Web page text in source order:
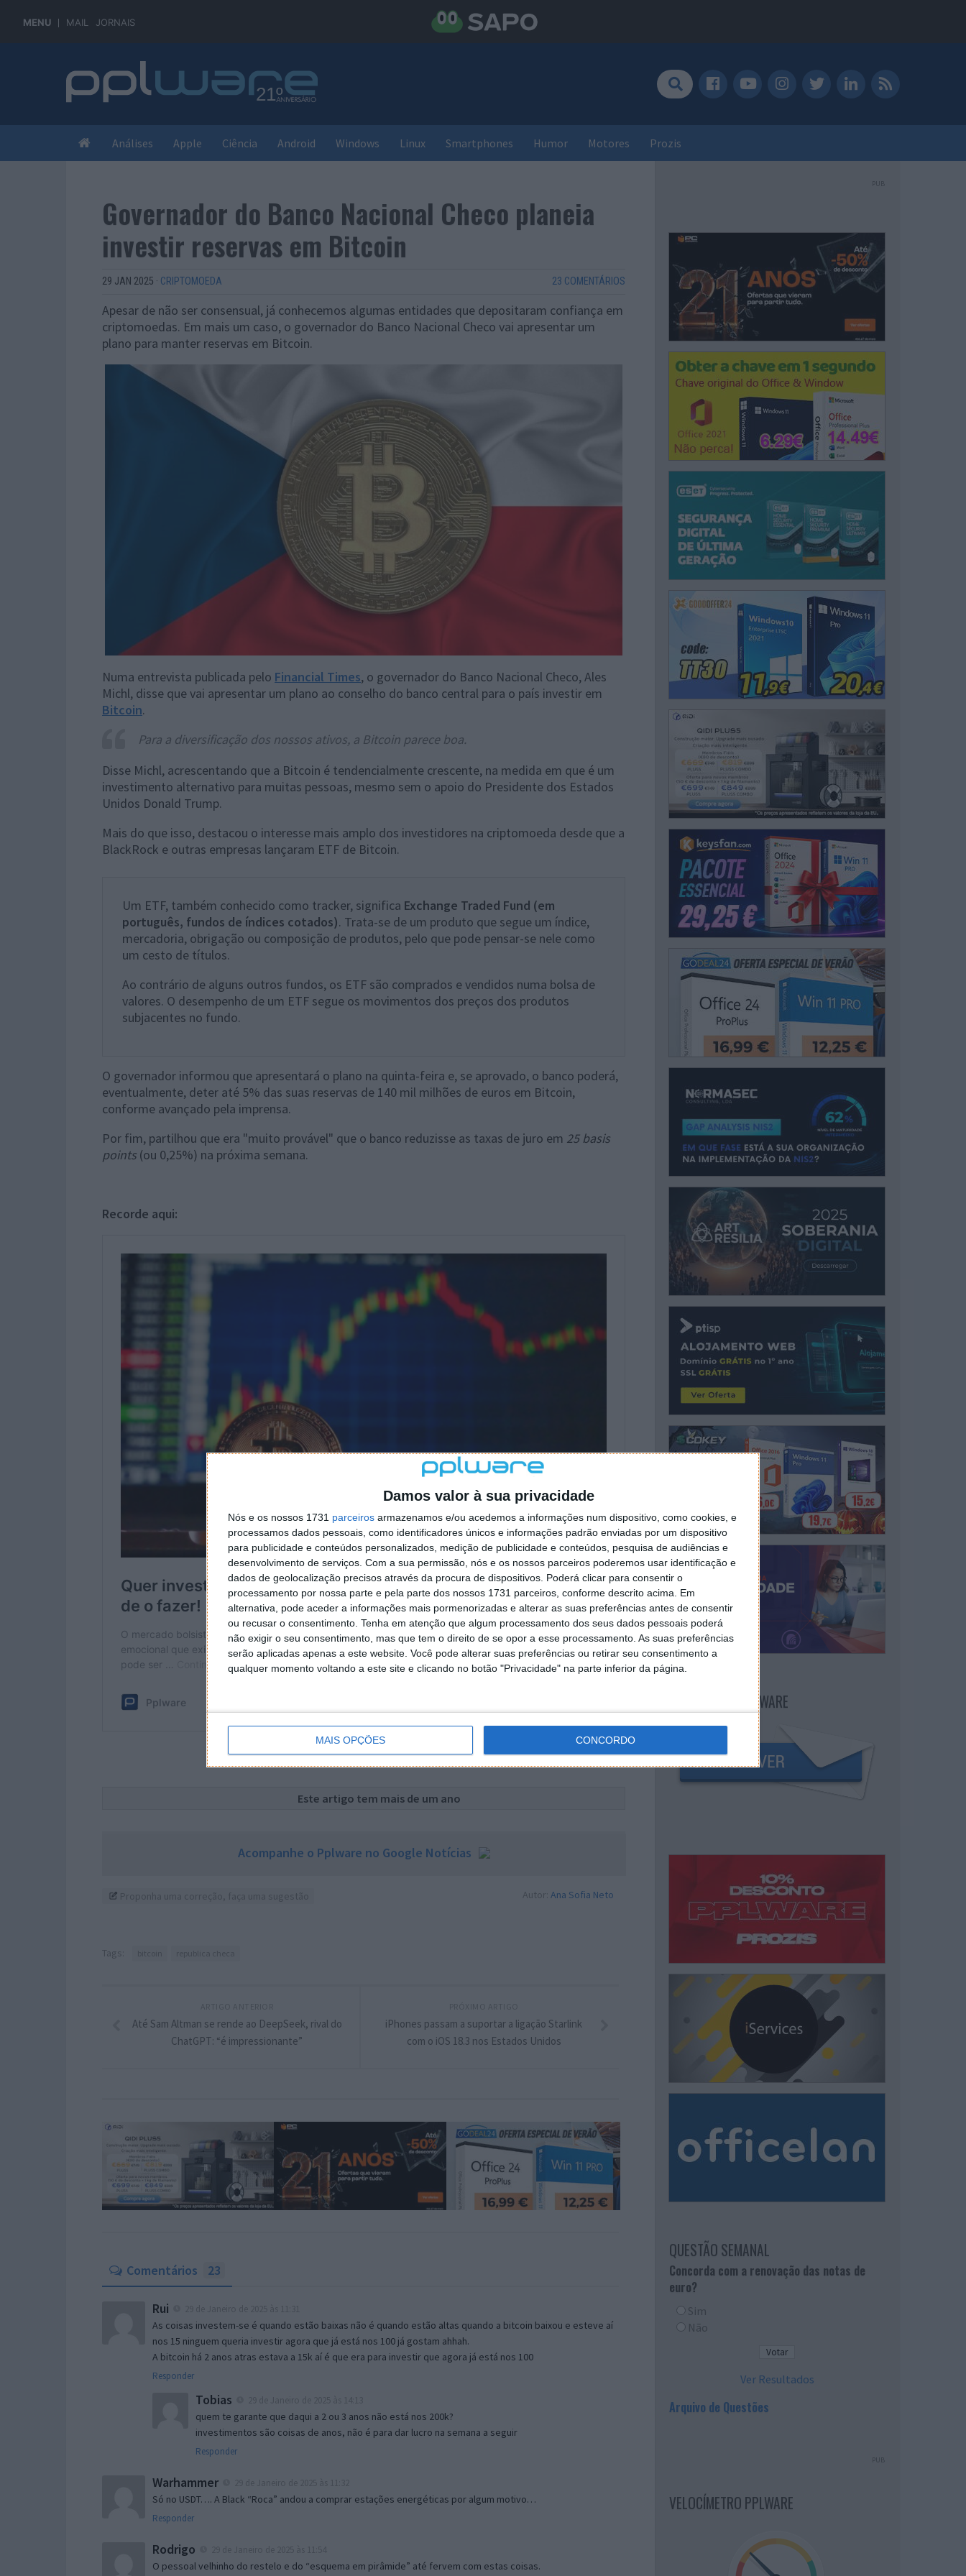
Damos valor à sua privacidade
Nós e os nossos 1731 parceiros armazenamos e/ou acedemos a informações num dispositivo, como cookies, e
processamos dados pessoais, como identificadores únicos e informações padrão enviadas por um dispositivo
para publicidade e conteúdos personalizados, medição de publicidade e conteúdos, pesquisa de audiências e
desenvolvimento de serviços. Com a sua permissão, nós e os nossos parceiros poderemos usar identificação e
dados de geolocalização precisos através da procura de dispositivos. Poderá clicar para consentir o
processamento por nossa parte e pela parte dos nossos 1731 parceiros, conforme descrito acima. Em
alternativa, pode aceder a informações mais pormenorizadas e alterar as suas preferências antes de consentir
ou recusar o consentimento. Tenha em atenção que algum processamento dos seus dados pessoais poderá
não exigir o seu consentimento, mas que tem o direito de se opor a esse processamento. As suas preferências
serão aplicadas apenas a este website. Você pode alterar suas preferências ou retirar seu consentimento a
qualquer momento voltando a este site e clicando no botão "Privacidade" na parte inferior da página.
MAIS OPÇÕES CONCORDO
MENU MAIL JORNAIS
Análises Apple Ciência Android Windows Linux Smartphones Humor Motores Prozis
Governador do Banco Nacional Checo planeia
investir reservas em Bitcoin
29 JAN 2025 · CRIPTOMOEDA 23 COMENTÁRIOS
Apesar de não ser consensual, já conhecemos algumas entidades que depositaram confiança em
criptomoedas. Em mais um caso, o governador do Banco Nacional Checo vai apresentar um
plano para manter reservas em Bitcoin.
Numa entrevista publicada pelo Financial Times, o governador do Banco Nacional Checo, Ales
Michl, disse que vai apresentar um plano ao conselho do banco central para o país investir em
Bitcoin.
Para a diversificação dos nossos ativos, a Bitcoin parece boa.
Disse Michl, acrescentando que a Bitcoin é tendencialmente crescente, na medida em que é um
investimento alternativo para muitas pessoas, mesmo sem o apoio do Presidente dos Estados
Unidos Donald Trump.
Mais do que isso, destacou o interesse mais amplo dos investidores na criptomoeda desde que a
BlackRock e outras empresas lançaram ETF de Bitcoin.
Um ETF, também conhecido como tracker, significa Exchange Traded Fund (em
português, fundos de índices cotados). Trata-se de um produto que segue um índice,
mercadoria, obrigação ou composição de produtos, pelo que pode pensar-se nele como
um cesto de títulos.
Ao contrário de alguns outros fundos, os ETF são comprados e vendidos numa bolsa de
valores. O desempenho de um ETF segue os movimentos dos preços dos produtos
subjacentes no fundo.
O governador informou que apresentará o plano na quinta-feira e, se aprovado, o banco poderá,
eventualmente, deter até 5% das suas reservas de 140 mil milhões de euros em Bitcoin,
conforme avançado pela imprensa.
Por fim, partilhou que era "muito provável" que o banco reduzisse as taxas de juro em 25 basis
points (ou 0,25%) na próxima semana.
Recorde aqui:
Este artigo tem mais de um ano
Acompanhe o Pplware no Google Notícias
Autor: Ana Sofia Neto
Tags:
iPhones passam a suportar a ligação Starlink
com o iOS 18.3 nos Estados Unidos
Até Sam Altman se rende ao DeepSeek, rival do
ChatGPT: “é impressionante”
Comentários 23
Rui
As coisas investem-se é quando estão baixas não é quando estão altas quando a bitcoin baixou e esteve aí
nos 15 ninguem queria investir agora que já está nos 100 já gostam ahhah.
A bitcoin há 2 anos atras estava a 15k aí é que era para investir que agora já está nos 100
Responder
Tobias
quem te garante que daqui a 2 ou 3 anos não está nos 200k?
investimentos são coisas de anos, não é para dar lucro na semana a seguir
Responder
Warhammer
Só no USDT…. A Black “Roca” andou a comprar estações energéticas por algum motivo…
Responder
Rodrigo
O pessoal velhinho do restelo e do “esquema em pirâmide” até fervem com estas coisas.
PUB
NEWSLETTER PPLWARE
QUESTÃO SEMANAL
Concorda com a renovação das notas de
euro?
Sim
Não
Ver Resultados
Arquivo de Questões
PUB
VELOCÍMETRO PPLWARE